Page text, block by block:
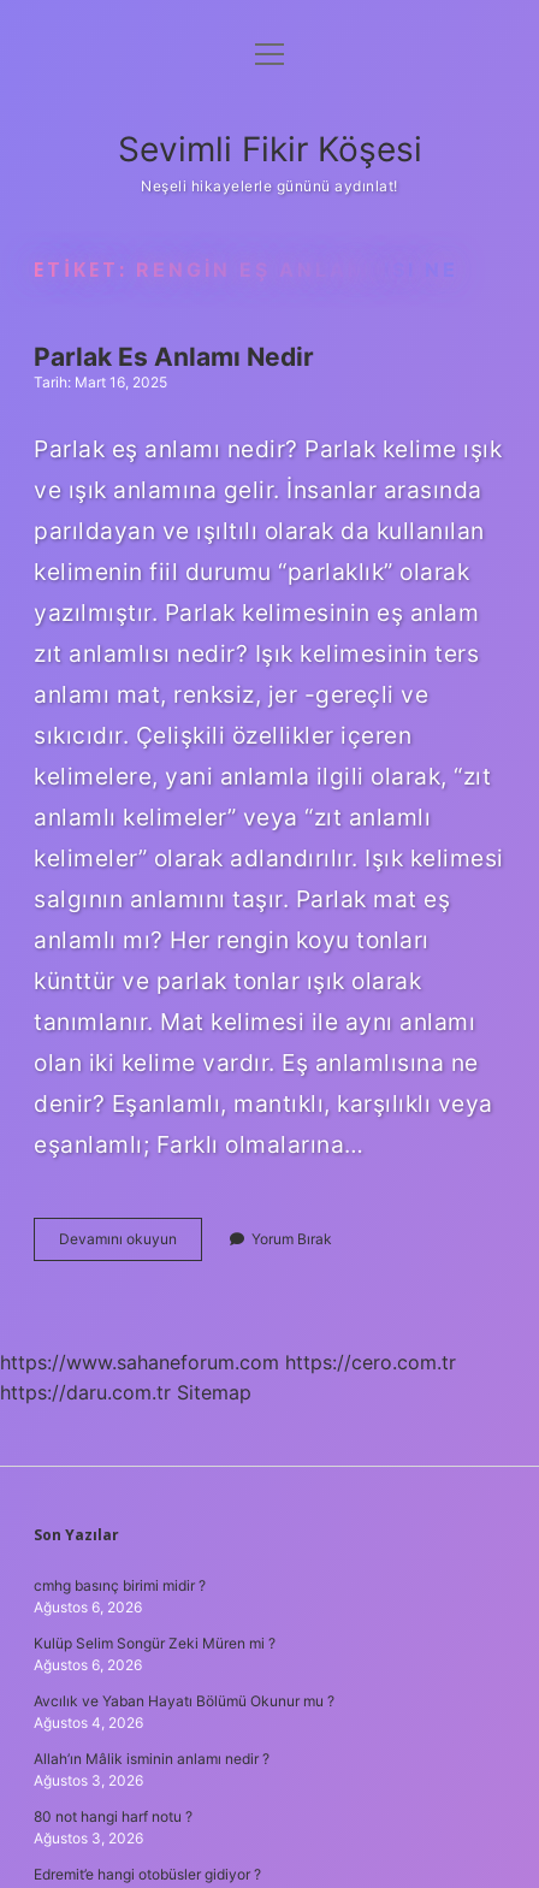
Anasayfa
Yasal Uyarı
menüyü
Sevimli Fikir Köşesi
Neşeli hikayelerle gününü aydınlat!
ETIKET: RENGIN EŞ ANLAMLISI NE
Parlak Es Anlamı Nedir
Tarih: Mart 16, 2025
Parlak eş anlamı nedir? Parlak kelime ışık
ve ışık anlamına gelir. İnsanlar arasında
parıldayan ve ışıltılı olarak da kullanılan
kelimenin fiil durumu “parlaklık” olarak
yazılmıştır. Parlak kelimesinin eş anlam
zıt anlamlısı nedir? Işık kelimesinin ters
anlamı mat, renksiz, jer -gereçli ve
sıkıcıdır. Çelişkili özellikler içeren
kelimelere, yani anlamla ilgili olarak, “zıt
anlamlı kelimeler” veya “zıt anlamlı
kelimeler” olarak adlandırılır. Işık kelimesi
salgının anlamını taşır. Parlak mat eş
anlamlı mı? Her rengin koyu tonları
künttür ve parlak tonlar ışık olarak
tanımlanır. Mat kelimesi ile aynı anlamı
olan iki kelime vardır. Eş anlamlısına ne
denir? Eşanlamlı, mantıklı, karşılıklı veya
eşanlamlı; Farklı olmalarına…
Devamını okuyun
Es
Yorum Bırak
https://www.sahaneforum.com https://cero.com.tr
https://daru.com.tr Sitemap
SIDEBAR
Son Yazılar
cmhg basınç birimi midir ?
Ağustos 6, 2026
Kulüp Selim Songür Zeki Müren mi ?
Ağustos 6, 2026
Avcılık ve Yaban Hayatı Bölümü Okunur mu ?
Ağustos 4, 2026
Allah’ın Mâlik isminin anlamı nedir ?
Ağustos 3, 2026
80 not hangi harf notu ?
Ağustos 3, 2026
Edremit’e hangi otobüsler gidiyor ?